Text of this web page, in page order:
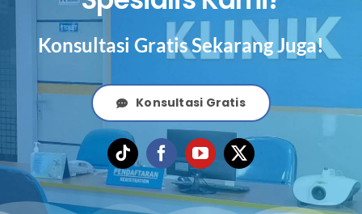
Konsultasi Gratis Sekarang Juga!
Konsultasi Gratis